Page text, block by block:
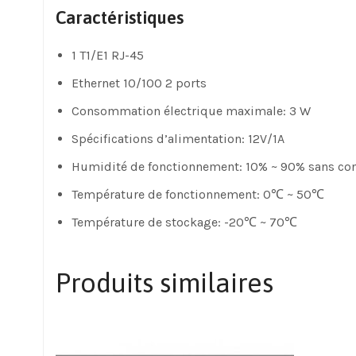
Caractéristiques
1 T1/E1 RJ-45
Ethernet 10/100 2 ports
Consommation électrique maximale: 3 W
Spécifications d’alimentation: 12V/1A
Humidité de fonctionnement: 10% ~ 90% sans
Température de fonctionnement: 0℃ ~ 50℃
Température de stockage: -20℃ ~ 70℃
Produits similaires